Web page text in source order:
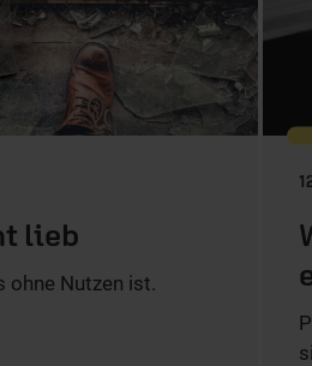
lieb
ohne Nutzen ist.